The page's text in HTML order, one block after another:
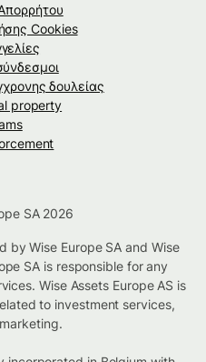
Cookies
δουλείας
property
SA 2026
by Wise Europe SA and Wise
SA is responsible for any
Wise Assets Europe AS is
to investment services,